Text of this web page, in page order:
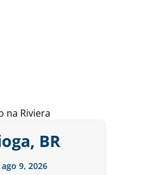
na Riviera
BR
ago 9, 2026